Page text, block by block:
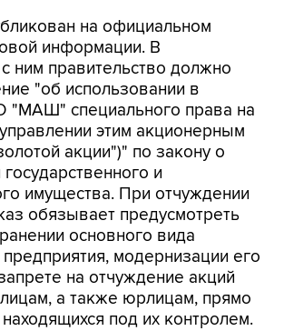
на официальном
информации. В
с ним правительство должно
"об использовании в
"МАШ" специального права на
этим акционерным
акции")" по закону о
и
имущества. При отчуждении
обязывает предусмотреть
основного вида
предприятия, модернизации его
на отчуждение акций
а также юрлицам, прямо
под их контролем.